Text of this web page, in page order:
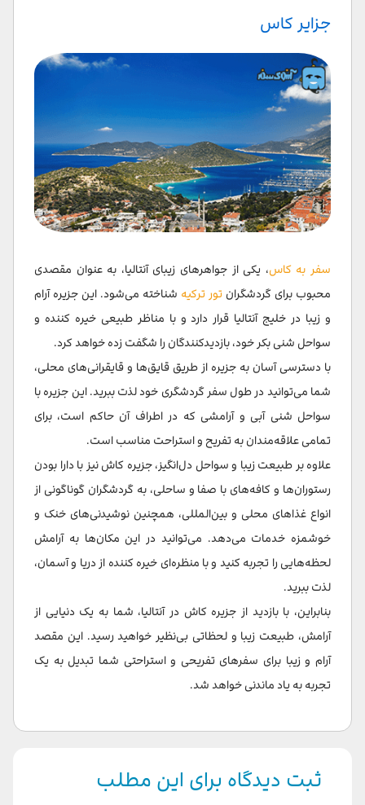
جزایر کاس
سفر به کاس، یکی از جواهرهای زیبای آنتالیا، به عنوان مقصدی
محبوب برای گردشگران تور ترکیه شناخته می‌شود. این جزیره آرام
و زیبا در خلیج آنتالیا قرار دارد و با مناظر طبیعی خیره کننده و
سواحل شنی بکر خود، بازدیدکنندگان را شگفت زده خواهد کرد.
با دسترسی آسان به جزیره از طریق قایق‌ها و قایقرانی‌های محلی،
شما می‌توانید در طول سفر گردشگری خود لذت ببرید. این جزیره با
سواحل شنی آبی و آرامشی که در اطراف آن حاکم است، برای
تمامی علاقه‌مندان به تفریح و استراحت مناسب است.
علاوه بر طبیعت زیبا و سواحل دل‌انگیز، جزیره کاش نیز با دارا بودن
رستوران‌ها و کافه‌های با صفا و ساحلی، به گردشگران گوناگونی از
انواع غذاهای محلی و بین‌المللی، همچنین نوشیدنی‌های خنک و
خوشمزه خدمات می‌دهد. می‌توانید در این مکان‌ها به آرامش
لحظه‌هایی را تجربه کنید و با منظره‌ای خیره کننده از دریا و آسمان،
لذت ببرید.
بنابراین، با بازدید از جزیره کاش در آنتالیا، شما به یک دنیایی از
آرامش، طبیعت زیبا و لحظاتی بی‌نظیر خواهید رسید. این مقصد
آرام و زیبا برای سفرهای تفریحی و استراحتی شما تبدیل به یک
تجربه به یاد ماندنی خواهد شد.
ثبت دیدگاه برای این مطلب